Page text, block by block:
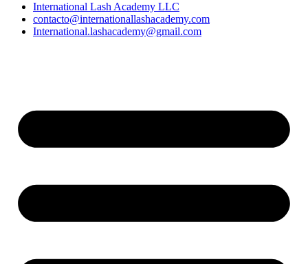
International Lash Academy LLC
contacto@internationallashacademy.com
International.lashacademy@gmail.com